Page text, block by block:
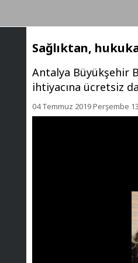
Sağlıktan,
Antalya Büyükşehir
ihtiyacına ücretsiz
04 Temmuz 2019 Perşembe